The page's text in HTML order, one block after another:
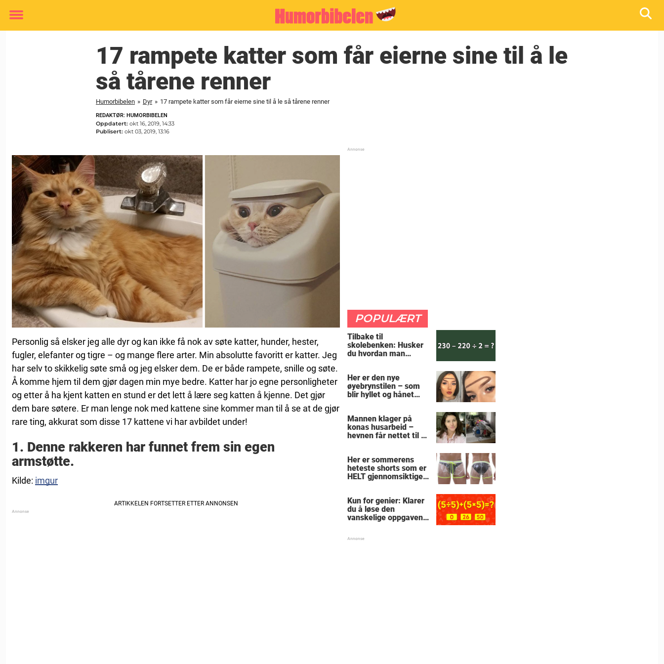
Toggle
17 rampete katter som får eierne sine til å le
så tårene renner
Humorbibelen » Dyr » 17 rampete katter som får eierne sine til å le så tårene renner
REDAKTØR: HUMORBIBELEN
Oppdatert: okt 16, 2019, 14:33
Publisert: okt 03, 2019, 13:16
Personlig så elsker jeg alle dyr og kan ikke få nok av søte katter, hunder, hester,
fugler, elefanter og tigre – og mange flere arter. Min absolutte favoritt er katter. Jeg
har selv to skikkelig søte små og jeg elsker dem. De er både rampete, snille og søte.
Å komme hjem til dem gjør dagen min mye bedre. Katter har jo egne personligheter
og etter å ha kjent katten en stund er det lett å lære seg katten å kjenne. Det gjør
dem bare søtere. Er man lenge nok med kattene sine kommer man til å se at de gjør
rare ting, akkurat som disse 17 kattene vi har avbildet under!
1. Denne rakkeren har funnet frem sin egen
armstøtte.
Kilde: imgur
POPULÆRT
Tilbake til
skolebenken: Husker
du hvordan man
Her er den nye
øyebrynstilen – som
blir hyllet og hånet
Mannen klager på
konas husarbeid –
hevnen får nettet til å
Her er sommerens
heteste shorts som er
HELT gjennomsiktige
Kun for genier: Klarer
du å løse den
vanskelige oppgaven